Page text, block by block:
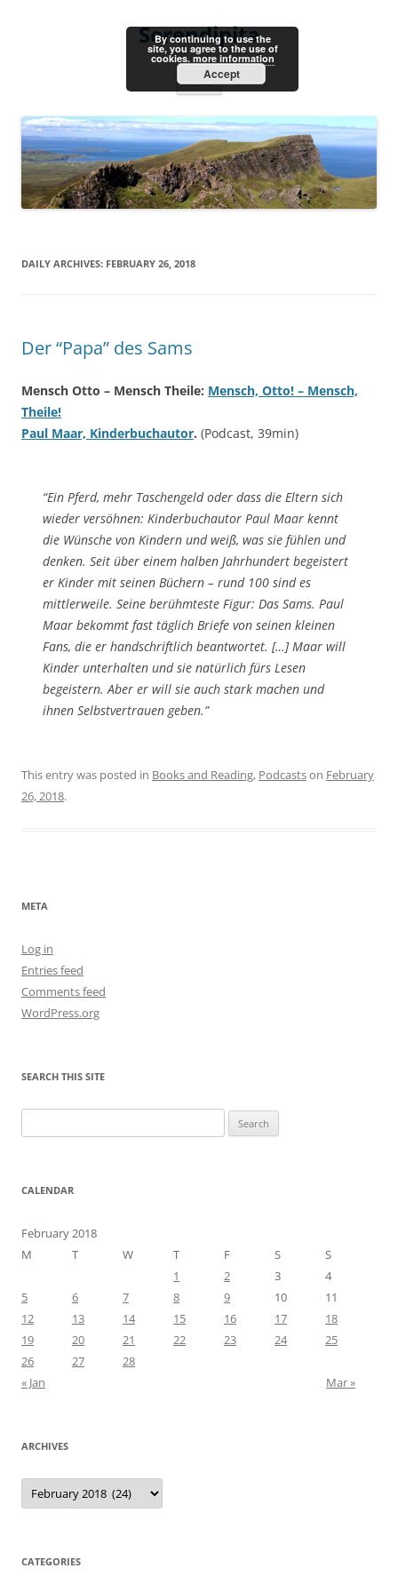
Serendipita
Menu
DAILY ARCHIVES: FEBRUARY 26, 2018
Der “Papa” des Sams
Mensch Otto – Mensch Theile: Mensch, Otto! – Mensch,
Theile!
Paul Maar, Kinderbuchautor. (Podcast, 39min)
“Ein Pferd, mehr Taschengeld oder dass die Eltern sich
wieder versöhnen: Kinderbuchautor Paul Maar kennt
die Wünsche von Kindern und weiß, was sie fühlen und
denken. Seit über einem halben Jahrhundert begeistert
er Kinder mit seinen Büchern – rund 100 sind es
mittlerweile. Seine berühmteste Figur: Das Sams. Paul
Maar bekommt fast täglich Briefe von seinen kleinen
Fans, die er handschriftlich beantwortet. […] Maar will
Kinder unterhalten und sie natürlich fürs Lesen
begeistern. Aber er will sie auch stark machen und
ihnen Selbstvertrauen geben.”
This entry was posted in Books and Reading, Podcastson February
26, 2018.
META
Log in
Entries feed
Comments feed
WordPress.org
SEARCH THIS SITE
for:
CALENDAR
February 2018
M
T W T F S
S
1
2 3
4
5
6 7 8 9 10
11
12
13 14 15 16 17
18
19
20 21 22 23 24
25
26
27
28
« Jan
Mar »
ARCHIVES
Archives
CATEGORIES
By continuing to use the
site, you agree to the use of
cookies. more information
Accept